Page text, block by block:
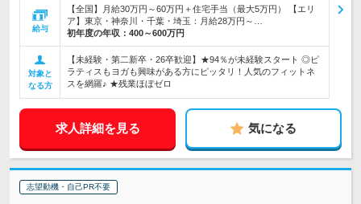
給与
【全国】月給30万円～60万円＋住宅手当（最大5万円） 【エリ
ア】東京・神奈川・千葉・埼玉：月給28万円～…
初年度の年収： 400～600万円
対象と
なる方
【未経験・第二新卒・26卒歓迎】★94％が未経験スタート ◎ピ
ラティスもヨガも興味がある方にピッタリ！人気のフィットネ
スを網羅♪ ★残業ほぼゼロ
求人詳細を見る 気になる
志望動機・自己PR不要